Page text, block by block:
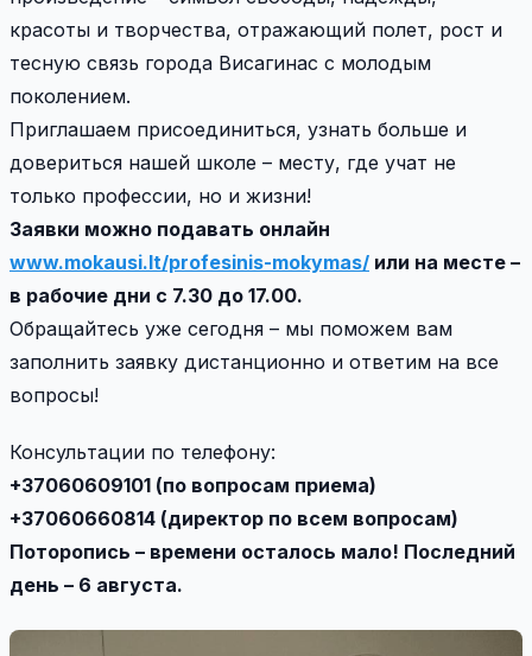
красоты и творчества, отражающий полет, рост и
тесную связь города Висагинас с молодым
поколением.
Приглашаем присоединиться, узнать больше и
довериться нашей школе – месту, где учат не
только профессии, но и жизни!
Заявки можно подавать онлайн
www.mokausi.lt/profesinis-mokymas/ или на месте –
в рабочие дни с 7.30 до 17.00.
Обращайтесь уже сегодня – мы поможем вам
заполнить заявку дистанционно и ответим на все
вопросы!
Консультации по телефону:
+37060609101 (по вопросам приема)
+37060660814 (директор по всем вопросам)
Поторопись – времени осталось мало! Последний
день – 6 августа.